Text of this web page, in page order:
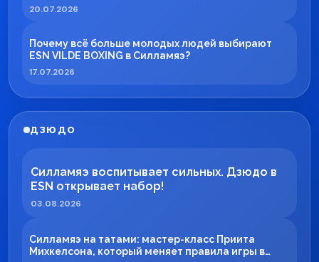
20.07.2026
Почему всё больше молодых людей выбирают
ESN VILDE BOXING в Силламяэ?
17.07.2026
ДЗЮДО
Силламяэ воспитывает сильных. Дзюдо в
ESN открывает набор!
03.08.2026
Силламяэ на татами: мастер-класс Приита
Михкелсона, который меняет правила игры в